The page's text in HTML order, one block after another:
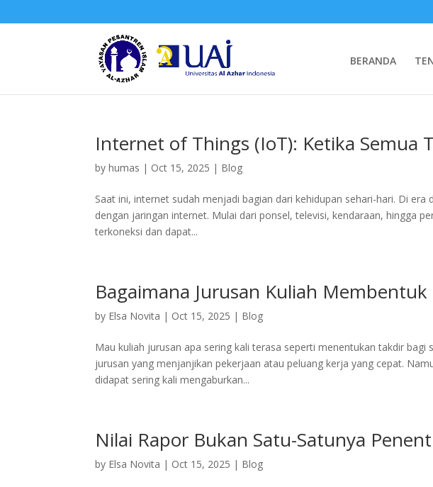
BERANDA
Internet of Things (IoT): Ketika Semua
byhumas | Oct 15, 2025 | Blog
Saat ini, internet sudah menjadi bagian dari kehidupan sehari-hari. Di
dengan jaringan internet. Mulai dari ponsel, televisi, kendaraan, hingga
terkoneksi dan dapat...
Bagaimana Jurusan Kuliah
by Elsa Novita | Oct 15, 2025 | Blog
Mau kuliah jurusan apa sering kali terasa seperti menentukan takdir bagi
jurusan yang menjanjikan pekerjaan atau peluang kerja yang cepat.
didapat sering kali mengaburkan...
Nilai Rapor Bukan Satu-Satunya
by Elsa Novita | Oct 15, 2025 | Blog